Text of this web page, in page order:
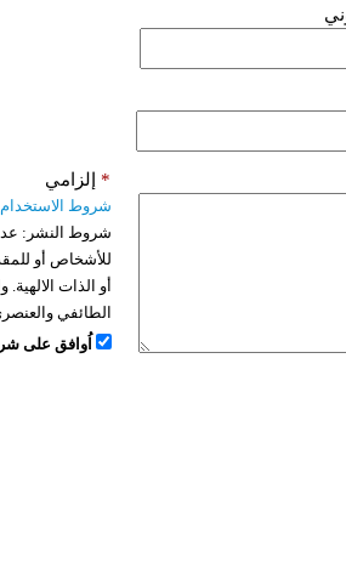
إلزامي *
شروط الاستخدام
شروط النشر:
للأشخاص أو
أو الذات الالهية.
الطائفي
اُوافق على